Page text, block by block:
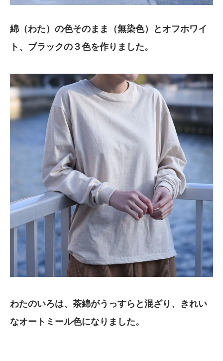
綿（わた）の色そのまま（無染色）とオフホワイ
ト、ブラックの３色を作りました。
わたのいろは、茶綿がうっすらと混ざり、きれい
なオートミール色になりました。